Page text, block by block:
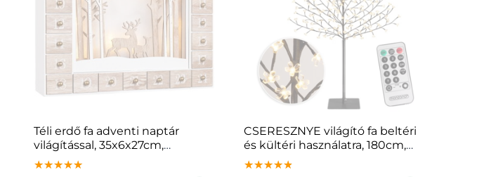
Téli erdő fa adventi naptár
világítással, 35x6x27cm,
fehér/barna
★★★★★
★★★★★
★★★★★
CSERESZNYE világító fa beltéri
és kültéri használatra, 180cm,
meleg fehér
★★★★★
★★★★★
★★★★★